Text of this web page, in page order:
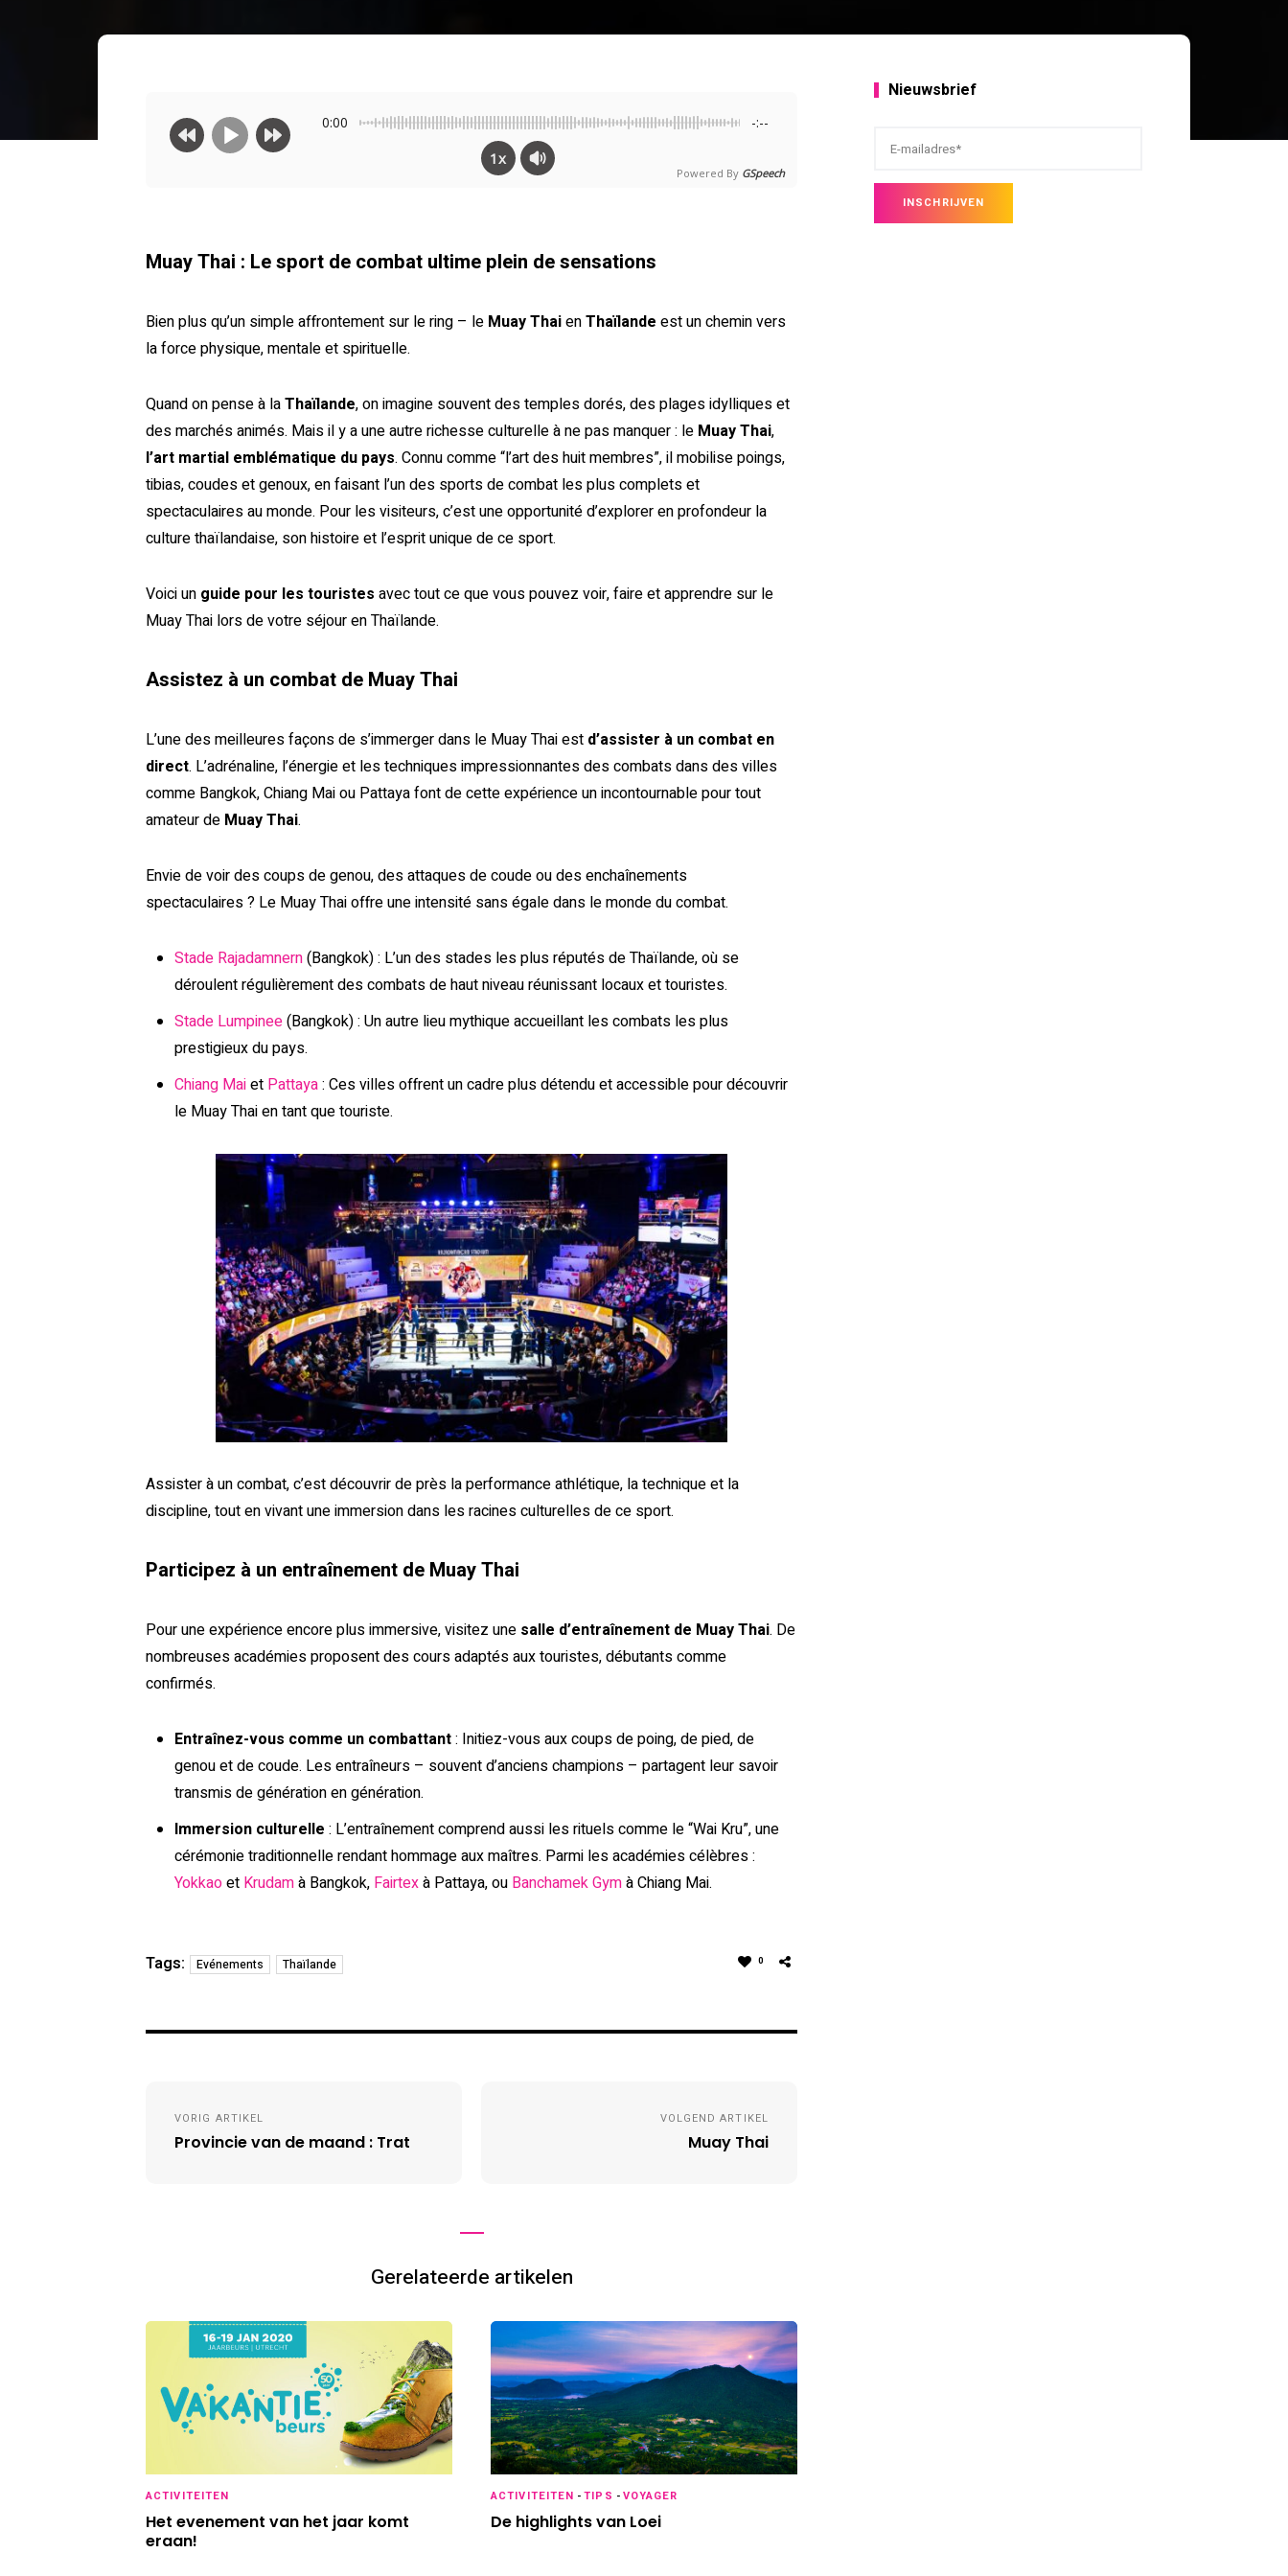
0:00 -:--
1x
Powered By GSpeech
Muay Thai : Le sport de combat ultime plein de sensations
Bien plus qu’un simple affrontement sur le ring – le Muay ThaienThaïlande est un chemin vers
la force physique, mentale et spirituelle.
Quand on pense à laThaïlande, on imagine souvent des temples dorés, des plages idylliques et
des marchés animés. Mais il y a une autre richesse culturelle à ne pas manquer : le Muay Thai,
l’art martial emblématique du pays. Connu comme “l’art des huit membres”, il mobilise poings,
tibias, coudes et genoux, en faisant l’un des sports de combat les plus complets et
spectaculaires au monde. Pour les visiteurs, c’est une opportunité d’explorer en profondeur la
culture thaïlandaise, son histoire et l’esprit unique de ce sport.
Voici un guide pour les touristes avec tout ce que vous pouvez voir, faire et apprendre sur le
Muay Thai lors de votre séjour en Thaïlande.
Assistez à un combat de Muay Thai
L’une des meilleures façons de s’immerger dans le Muay Thai est d’assister à un combat en
direct. L’adrénaline, l’énergie et les techniques impressionnantes des combats dans des villes
comme Bangkok, Chiang Mai ou Pattaya font de cette expérience un incontournable pour tout
amateur de Muay Thai.
Envie de voir des coups de genou, des attaques de coude ou des enchaînements
spectaculaires ? Le Muay Thai offre une intensité sans égale dans le monde du combat.
Stade Rajadamnern(Bangkok) : L’un des stades les plus réputés de Thaïlande, où se
déroulent régulièrement des combats de haut niveau réunissant locaux et touristes.
Stade Lumpinee(Bangkok) : Un autre lieu mythique accueillant les combats les plus
prestigieux du pays.
Chiang Maiet Pattaya: Ces villes offrent un cadre plus détendu et accessible pour découvrir
le Muay Thai en tant que touriste.
Assister à un combat, c’est découvrir de près la performance athlétique, la technique et la
discipline, tout en vivant une immersion dans les racines culturelles de ce sport.
Participez à un entraînement de Muay Thai
Pour une expérience encore plus immersive, visitez une salle d’entraînement de Muay Thai. De
nombreuses académies proposent des cours adaptés aux touristes, débutants comme
confirmés.
Entraînez-vous comme un combattant: Initiez-vous aux coups de poing, de pied, de
genou et de coude. Les entraîneurs – souvent d’anciens champions – partagent leur savoir
transmis de génération en génération.
Immersion culturelle : L’entraînement comprend aussi les rituels comme le “Wai Kru”, une
cérémonie traditionnelle rendant hommage aux maîtres. Parmi les académies célèbres :
Yokkaoet Krudamà Bangkok, Fairtexà Pattaya, ou Banchamek Gymà Chiang Mai.
Tags: Evénements Thaïlande 0
navigation
VORIG ARTIKEL
Provincie van de maand : Trat
VOLGEND ARTIKEL
Muay Thai
Gerelateerde artikelen
ACTIVITEITEN
Het evenement van het jaar komt
eraan!
ACTIVITEITEN -TIPS -VOYAGER
De highlights van Loei
Nieuwsbrief